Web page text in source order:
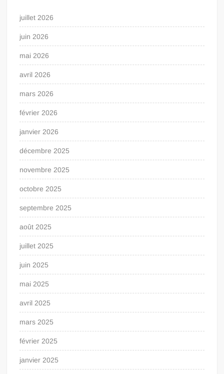
juillet 2026
juin 2026
mai 2026
avril 2026
mars 2026
février 2026
janvier 2026
décembre 2025
novembre 2025
octobre 2025
septembre 2025
août 2025
juillet 2025
juin 2025
mai 2025
avril 2025
mars 2025
février 2025
janvier 2025